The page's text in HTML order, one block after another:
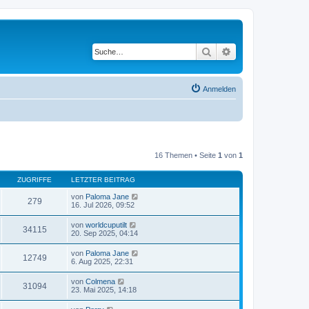
Suche
Anmelden
16 Themen • Seite 1 von 1
ZUGRIFFE LETZTER BEITRAG
279 von Paloma Jane
16. Jul 2026, 09:52
34115 von worldcuputilt
20. Sep 2025, 04:14
12749 von Paloma Jane
6. Aug 2025, 22:31
31094 von Colmena
23. Mai 2025, 14:18